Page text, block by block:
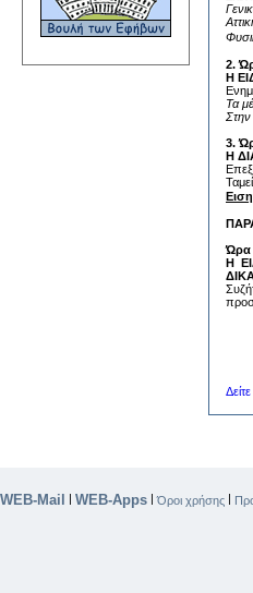
2.
Η
Τα
Στην
3.
Η
Ώρα
Η
WEB-Mail | WEB-Apps |Όροι χρήσης |